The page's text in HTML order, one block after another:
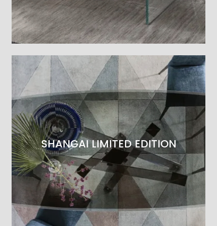
SHANGAI LIMITED EDITION